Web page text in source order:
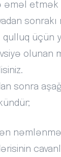
etmək
qulluq üçün
olunan
sonra